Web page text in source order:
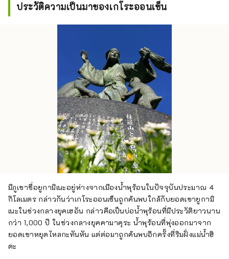
ประวัติความเป็นมาของเกโระออนเซ็น
มีภูเขาชื่อยูกามิเนะอยู่ห่างจากเมืองน้ำพุร้อนในปัจจุบันประมาณ 4
กิโลเมตร กล่าวกันว่าเกโระออนเซ็นถูกค้นพบใกล้กับยอดเขายูกามิ
เนะในช่วงกลางยุคเฮอัน กล่าวคือเป็นบ่อน้ำพุร้อนที่มีประวัติยาวนาน
กว่า 1,000 ปี ในช่วงกลางยุคคามาคุระ น้ำพุร้อนที่พุ่งออกมาจาก
ยอดเขาหยุดไหลกะทันหัน แต่ต่อมาถูกค้นพบอีกครั้งที่ริมฝั่งแม่น้ำฮิ
ดะ